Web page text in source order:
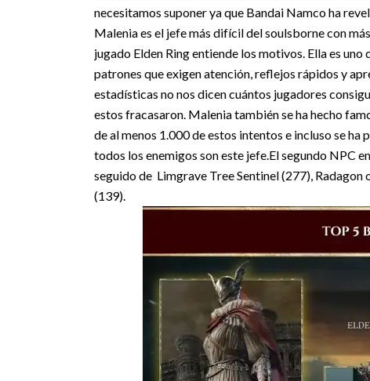
necesitamos suponer ya que Bandai Namco ha
Malenia es el jefe más difícil del soulsborne con
jugado Elden Ring entiende los motivos. Ella es
patrones que exigen atención, reflejos rápidos y
estadísticas no nos dicen cuántos jugadores
estos fracasaron. Malenia también se ha hecho
de al menos 1.000 de estos intentos e incluso se
todos los enemigos son este jefe.El segundo NPC
seguido de Limgrave Tree Sentinel (277),
(139).